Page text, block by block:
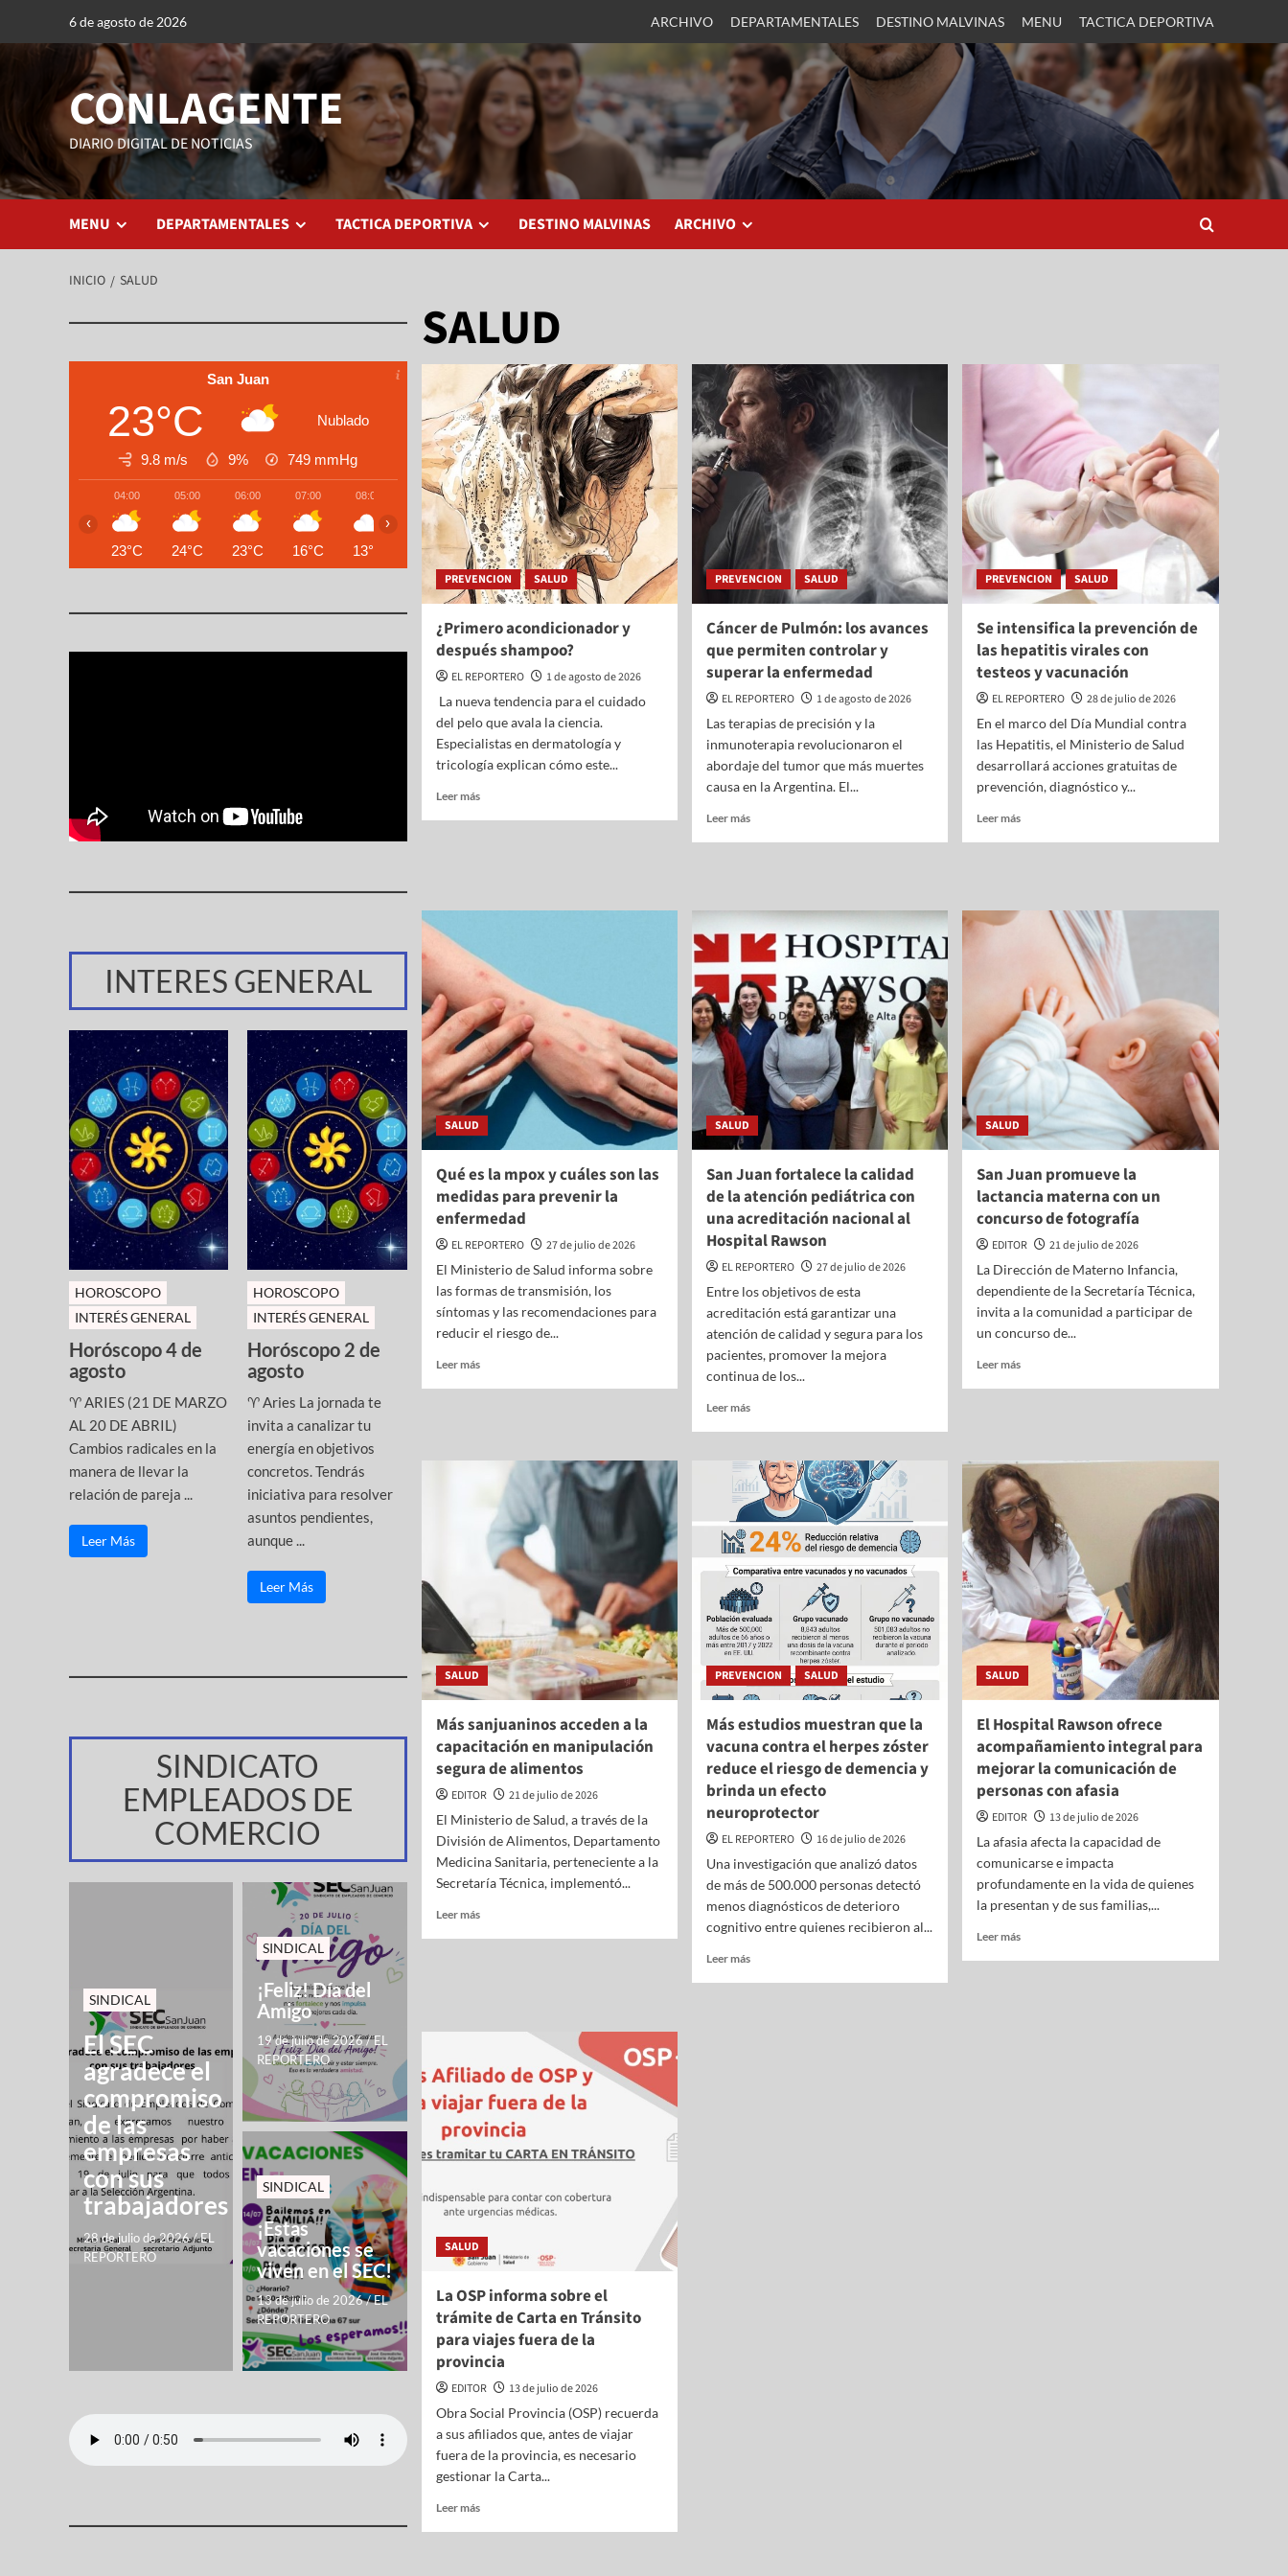
6 de agosto de 2026 ARCHIVO DEPARTAMENTALES DESTINO MALVINAS MENU TACTICA DEPORTIVA
CONLAGENTE
DIARIO DIGITAL DE NOTICIAS
MENU DEPARTAMENTALES TACTICA DEPORTIVA DESTINO MALVINAS ARCHIVO
INICIO SALUD
SALUD
PREVENCION SALUD
¿Primero acondicionador y
después shampoo?
EL REPORTERO
1 de agosto de 2026
La nueva tendencia para el cuidado
del pelo que avala la ciencia.
Especialistas en dermatología y
tricología explican cómo este...
Leer más
PREVENCION SALUD
Cáncer de Pulmón: los avances
que permiten controlar y
superar la enfermedad
EL REPORTERO
1 de agosto de 2026
Las terapias de precisión y la
inmunoterapia revolucionaron el
abordaje del tumor que más muertes
causa en la Argentina. El...
Leer más
PREVENCION SALUD
Se intensifica la prevención de
las hepatitis virales con
testeos y vacunación
EL REPORTERO
28 de julio de 2026
En el marco del Día Mundial contra
las Hepatitis, el Ministerio de Salud
desarrollará acciones gratuitas de
prevención, diagnóstico y...
Leer más
SALUD
Qué es la mpox y cuáles son las
medidas para prevenir la
enfermedad
EL REPORTERO
27 de julio de 2026
El Ministerio de Salud informa sobre
las formas de transmisión, los
síntomas y las recomendaciones para
reducir el riesgo de...
Leer más
SALUD
San Juan fortalece la calidad
de la atención pediátrica con
una acreditación nacional al
Hospital Rawson
EL REPORTERO
27 de julio de 2026
Entre los objetivos de esta
acreditación está garantizar una
atención de calidad y segura para los
pacientes, promover la mejora
continua de los...
Leer más
SALUD
San Juan promueve la
lactancia materna con un
concurso de fotografía
EDITOR
21 de julio de 2026
La Dirección de Materno Infancia,
dependiente de la Secretaría Técnica,
invita a la comunidad a participar de
un concurso de...
Leer más
SALUD
Más sanjuaninos acceden a la
capacitación en manipulación
segura de alimentos
EDITOR
21 de julio de 2026
El Ministerio de Salud, a través de la
División de Alimentos, Departamento
Medicina Sanitaria, perteneciente a la
Secretaría Técnica, implementó...
Leer más
PREVENCION SALUD
Más estudios muestran que la
vacuna contra el herpes zóster
reduce el riesgo de demencia y
brinda un efecto
neuroprotector
EL REPORTERO
16 de julio de 2026
Una investigación que analizó datos
de más de 500.000 personas detectó
menos diagnósticos de deterioro
cognitivo entre quienes recibieron al...
Leer más
SALUD
El Hospital Rawson ofrece
acompañamiento integral para
mejorar la comunicación de
personas con afasia
EDITOR
13 de julio de 2026
La afasia afecta la capacidad de
comunicarse e impacta
profundamente en la vida de quienes
la presentan y de sus familias,...
Leer más
SALUD
La OSP informa sobre el
trámite de Carta en Tránsito
para viajes fuera de la
provincia
EDITOR
13 de julio de 2026
Obra Social Provincia (OSP) recuerda
a sus afiliados que, antes de viajar
fuera de la provincia, es necesario
gestionar la Carta...
Leer más
San Juan
23°C Nublado
9.8 m/s 9% 749 mmHg
04:00
23°C
05:00
24°C
06:00
23°C
07:00
16°C
08:00
13°C
09:00
13°C
10:00
13°C
11:00
13°C
12:00
12°C
13:00
13°C
15:00
14°C
16:00
14°C
17:00
14°C
18:00
13°C 12°C
20:00 21:00
10°C
22:00
‹ ›
INTERES GENERAL
HOROSCOPO
INTERÉS GENERAL
Horóscopo 4 de
agosto
♈ ARIES (21 DE MARZO
AL 20 DE ABRIL)
Cambios radicales en la
manera de llevar la
relación de pareja ...
Leer Más
HOROSCOPO
INTERÉS GENERAL
Horóscopo 2 de
agosto
♈ Aries La jornada te
invita a canalizar tu
energía en objetivos
concretos. Tendrás
iniciativa para resolver
asuntos pendientes,
aunque ...
Leer Más
SINDICATO
EMPLEADOS DE
COMERCIO
SINDICAL
El SEC
agradece el
compromiso
de las
empresas
con sus
trabajadores
28 de julio de 2026/EL
REPORTERO
SINDICAL
¡Feliz! Día del
Amigo
19 de julio de 2026/EL
REPORTERO
SINDICAL
¡Estas
vacaciones se
viven en el SEC!
13 de julio de 2026/EL
REPORTERO